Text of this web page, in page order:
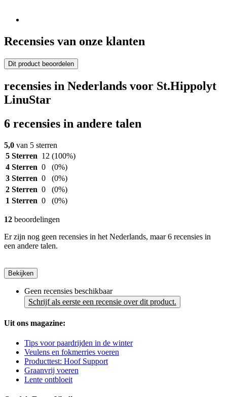
Recensies van onze klanten
Dit product beoordelen
recensies in Nederlands voor St.Hippolyt
LinuStar
6 recensies in andere talen
5,0 van 5 sterren
5 Sterren 12 (100%)
4 Sterren 0
(0%)
3 Sterren 0
(0%)
2 Sterren 0
(0%)
1 Sterren 0 (0%)
12 beoordelingen
Er zijn nog geen recensies in het Nederlands, maar 6 recensies in
een andere talen.
Bekijken
Geen recensies beschikbaar
Schrijf als eerste een recensie over dit product.
Uit ons magazine:
Tips voor paardrijden in de winter
Veulens en fokmerries voeren
Producttest: Hoof Support
Graanvrij voeren
Lente ontbloeit